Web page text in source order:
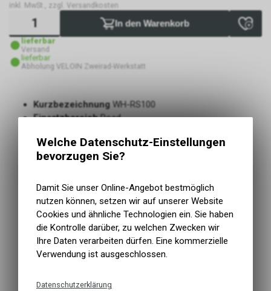
inkl. MwSt., zzgl. Versandkosten
In den Warenkorb
lieferbar
Versand
lieferbar
Abholung VELOIN Zweirad-Werkstatt
Kurzbezeichnung WH-RS100
EinsatzbereichRoad
GruppeDiverse
Modelljahr2019
Empfohlene Reifengrösse23-622 - 32-622
Art BremseFelgenbremse
ReifentypPneu (Tubless Ready: Nein)
Gänge10/11
Typ FreilaufkörperHG spline L (Road 11/12-Gang)
Breitere Felge für mehr Komfort und Zuverlässigkeit
Welche Datenschutz-Einstellungen
bevorzugen Sie?
Damit Sie unser Online-Angebot bestmöglich
nutzen können, setzen wir auf unserer Website
Cookies und ähnliche Technologien ein. Sie haben
die Kontrolle darüber, zu welchen Zwecken wir
Ihre Daten verarbeiten dürfen. Eine kommerzielle
Verwendung ist ausgeschlossen.
Datenschutzerklärung